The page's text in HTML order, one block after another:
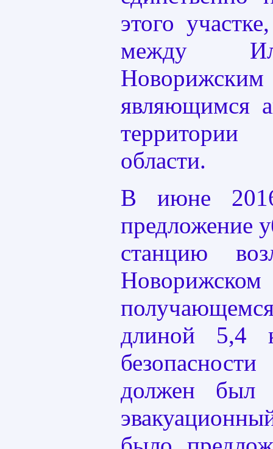
этого
между
являющимся
области.
В июне
предложение
станцию
длиной 5,4
должен был